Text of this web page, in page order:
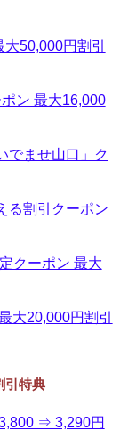
50,000円割引
ン 最大16,000
でませ山口」ク
る割引クーポン
クーポン 最大
大20,000円割引
引特典
⇒ 3,290円